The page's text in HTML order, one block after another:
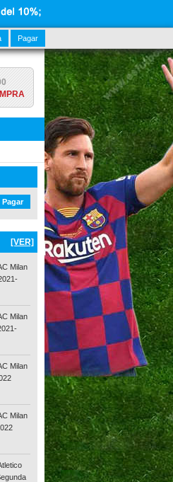
Pagar
Pagar
[VER]
Milan
Milan
Milan
Milan